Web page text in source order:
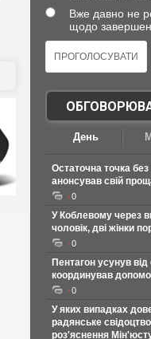
Вже давно не
щодо
День
Остаточна точка
анонсував свій
0
У Коблевому через
чоловік, дві жінки
0
Пентагон усунув
координував
0
У яких випадках
радянське
роз'яснення